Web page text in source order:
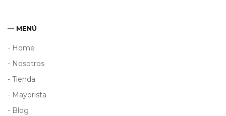
— MENÚ
- Home
- Nosotros
- Tienda
- Mayorista
- Blog